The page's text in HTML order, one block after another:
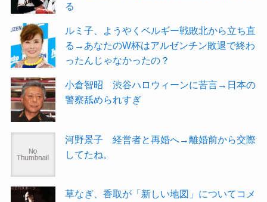
る
ルミ子、ようやくベルギー戦敗北から立ち直
る→あなたのW杯はアルゼンチン敗退で終わ
ったんじゃなかったの？
小倉智昭 渋谷ハロウィーンに苦言→日本の
警察舐められすぎ
河野景子 経営者と再婚へ→離婚前から交際
してたね。
草なぎ、香取が「新しい地図」についてコメ